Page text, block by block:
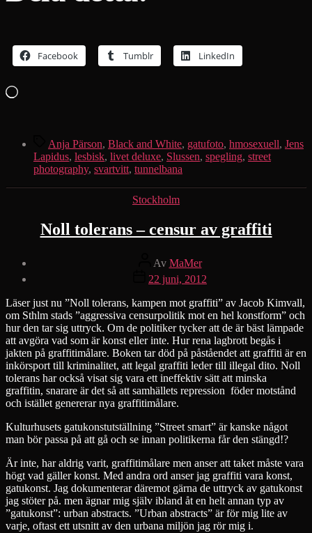
Facebook Tumblr LinkedIn
Laddar
Etiketter
Anja Pärson, Black and White, gatufoto, hmosexuell, Jens
Lapidus, lesbisk, livet deluxe, Slussen, spegling, street
photography, svartvitt, tunnelbana
Kategorier
Stockholm
Noll tolerans – censur av graffiti
Inläggsförfattare
Av MaMer
Inläggsdatum
22 juni, 2012
Läser just nu ”Noll tolerans, kampen mot graffiti” av Jacob Kimvall,
om Sthlm stads ”aggressiva censurpolitik mot en hel konstform” och
hur den tar sig uttryck. Om de politiker tycker att de är bäst lämpade
att avgöra vad som är konst eller inte. Hur rena lagbrott begås i
jakten på graffitimålare. Boken tar död på påståendet att graffiti är en
inkörsport till kriminalitet, att legal graffiti leder till illegal dito. Noll
tolerans har också visat sig vara ett ineffektiv sätt att minska
graffitin, snarare är det så att samhällets repression föder motstånd
och istället genererar nya graffitimålare.
Kulturhusets gatukonstutställning ”Street smart” är kanske något
man bör passa på att gå och se innan politikerna får den stängd!?
Är inte, har aldrig varit, graffitimålare men anser att taket måste vara
högt vad gäller konst. Med andra ord anser jag graffiti vara konst,
gatukonst. Jag dokumenterar däremot gärna de uttryck av gatukonst
jag stöter på. men ägnar mig själv ibland åt en helt annan typ av
”gatukonst”: urban abstracts. ”Urban abstracts” är för mig lite av
varje, oftast ett utsnitt av den urbana miljön jag rör mig i.